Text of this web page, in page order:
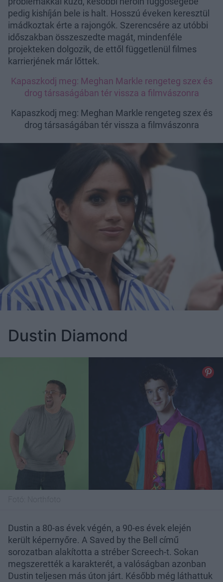
pedig kishíján bele is halt. Hosszú éveken keresztül
imádkoztak érte a rajongók. Szerencsére az utóbbi
időszakban összeszedte magát, mindenféle
projekteken dolgozik, de ettől függetlenül filmes
karrierjének már lőttek.
Kapaszkodj meg: Meghan Markle rengeteg szex és
drog társaságában tér vissza a filmvászonra
Kapaszkodj meg: Meghan Markle rengeteg szex és
drog társaságában tér vissza a filmvászonra
Dustin Diamond
Dustin a 80-as évek végén, a 90-es évek elején
került képernyőre. A Saved by the Bell című
sorozatban alakította a stréber Screech-t. Sokan
megszerették a karakterét, a valóságban azonban
Dustin teljesen más úton járt. Később még láthattuk